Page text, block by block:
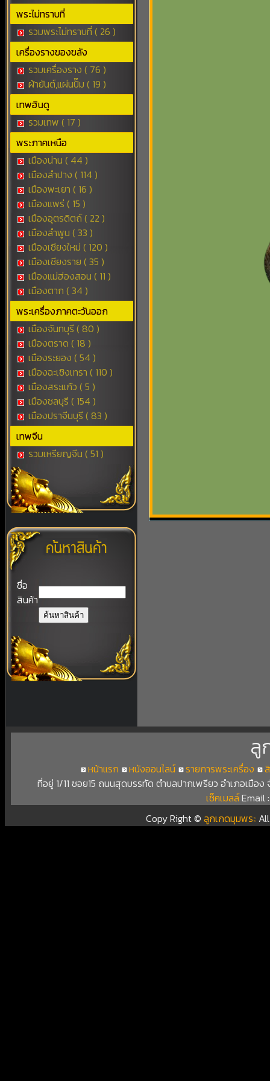
พระไม่ทราบที่
รวมพระไม่ทราบที่ ( 26 )
เครื่องรางของขลัง
รวมเครื่องราง ( 76 )
ผ้ายันต์,แผ่นปั๊ม ( 19 )
เทพฮินดู
รวมเทพ ( 17 )
พระภาคเหนือ
เมืองน่าน ( 44 )
เมืองลำปาง ( 114 )
เมืองพะเยา ( 16 )
เมืองแพร่ ( 15 )
เมืองอุตรดิตถ์ ( 22 )
เมืองลำพูน ( 33 )
เมืองเชียงใหม่ ( 120 )
เมืองเชียงราย ( 35 )
เมืองแม่ฮ่องสอน ( 11 )
เมืองตาก ( 34 )
พระเครื่องภาคตะวันออก
เมืองจันทบุรี ( 80 )
เมืองตราด ( 18 )
เมืองระยอง ( 54 )
เมืองฉะเชิงเทรา ( 110 )
เมืองสระแก้ว ( 5 )
เมืองชลบุรี ( 154 )
เมืองปราจีนบุรี ( 83 )
เทพจีน
รวมเหรียญจีน ( 51 )
ชื่อ
สินค้า
ลู
หน้าแรก หนังออนไลน์ รายการพระเครื่อง
ที่อยู่ 1/11 ซอย15 ถนนสุดบรรทัด ตำบลปากเพรียว อำเภอเมือ
เช็คเมลล์Email
Copy Right ©ลูกเกดมุมพระ